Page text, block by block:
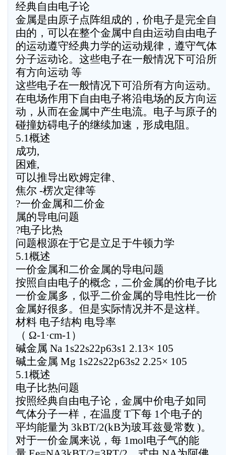
经典自由电子论
金属是由原子点阵组成的，价电子是完全自
由的，可以在整个金属中自由运动自由电子
的运动遵守经典力学的运动规律，遵守气体
分子运动论。这些电子在一般情况下可沿所
有方向运动 等
这些电子在一般情况下可沿所有方向运动。
在电场作用下自由电子将沿电场的反方向运
动，从而在金属中产生电流。电子与原子的
碰撞妨碍电子的继续加速，形成电阻。
5.1概述
成功,
困难,
可以推导出欧姆定律、
焦尔 -楞次定律等
?一价金属和二价金
属的导电问题
?电子比热
问题根源在于它是立足于牛顿力学
5.1概述
一价金属和二价金属的导电问题
按照自由电子的概念，二价金属的价电子比
一价金属多，似乎二价金属的导电性比一价
金属好很多。但是实际情况并不是这样。
材料 电子结构 电导率
（ Ω-1·cm-1）
碱金属 Na 1s22s22p63s1 2.13× 105
碱土金属 Mg 1s22s22p63s2 2.25× 105
5.1概述
电子比热问题
按照经典自由电子论，金属中价电子如同
气体分子一样，在温度 T下每 1个电子的
平均能量为 3kBT/2(kB为玻耳兹曼常数 )。
对于一价金属来说，每 1mol电子气的能